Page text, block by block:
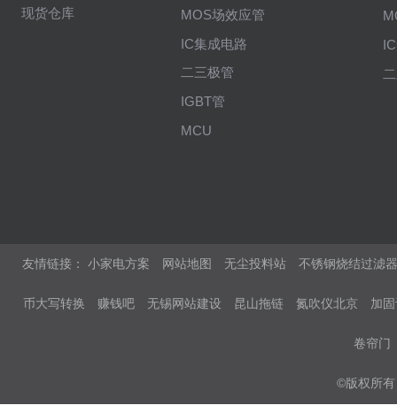
现货仓库
MOS场效应管
IC集成电路
二三极管
IGBT管
MCU
友情链接： 小家电方案 网站地图 无尘投料站 不锈钢烧结过滤器
币大写转换 赚钱吧 无锡网站建设 昆山拖链 氮吹仪北京 加
卷帘门
©版权所